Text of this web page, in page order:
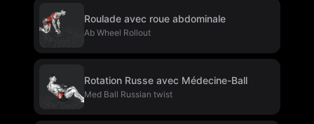
Roulade avec roue abdominale
Ab Wheel Rollout
Rotation Russe avec Médecine-Ball
Med Ball Russian twist